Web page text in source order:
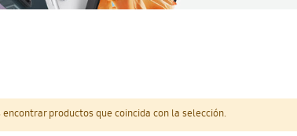
encontrar productos que coincida con la selección.